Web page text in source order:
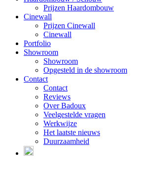
Prijzen Haardombouw
Cinewall
Prijzen Cinewall
Cinewall
Portfolio
Showroom
Showroom
Opgesteld in de showroom
Contact
Contact
Reviews
Over Badoux
Veelgestelde vragen
Werkwijze
Het laatste nieuws
Duurzaamheid